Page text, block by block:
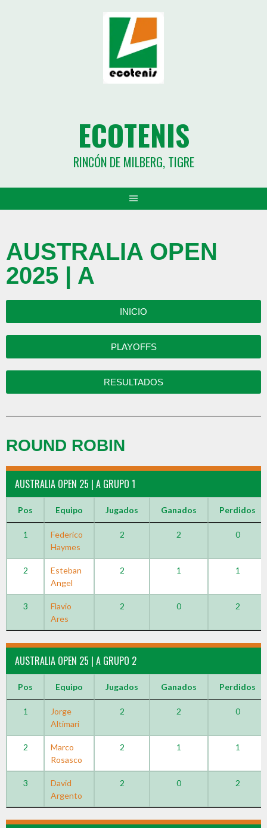
ECOTENIS
RINCÓN DE MILBERG, TIGRE
AUSTRALIA OPEN
2025 | A
INICIO
PLAYOFFS
RESULTADOS
ROUND ROBIN
AUSTRALIA OPEN 25 | A GRUPO 1
Pos Equipo Jugados Ganados Perdidos
1
Federico
Haymes
2 2 0
2
Esteban
Angel
2 1 1
3
Flavio
Ares
2 0 2
AUSTRALIA OPEN 25 | A GRUPO 2
Pos Equipo Jugados Ganados Perdidos
1
Jorge
Altimari
2 2 0
2
Marco
Rosasco
2 1 1
3
David
Argento
2 0 2